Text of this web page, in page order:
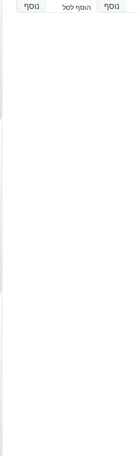
נוסף
נוסף
היה:
הוא:
נוסף
הוסף לסל
נוסף